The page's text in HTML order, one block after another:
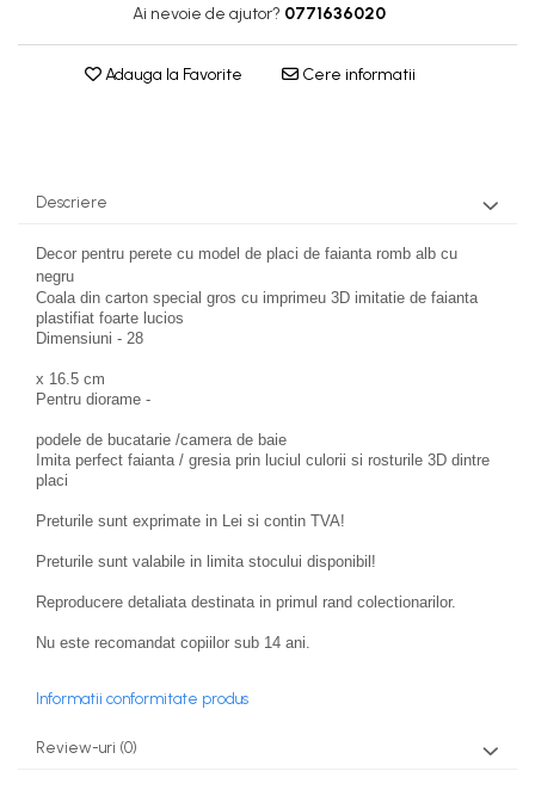
MACHETE CAMIOANE / CAP
TRACTOR
MACHETE ELICOPTERE SI
MACHETE NAVE MILITARE –
MACHETE RALIU – Miniaturi
Masini de Raliu la Diverse Scari
MACHETE VEHICULE
INTERVENTIE
MINI DIORAME
Seturi HOTWHEELS
VITRINE, FIGURINE, ACCESORII
MACHETE
Articole Petrecere
ARTICOLE PENTRU VALENTINE'S DAY
BALOANE AIRWALKERS
DECORATIUNI CRACIUN SI ANUL NOU
LUMANARI PETRECERI ANIVERSARI
PAPUSI SI DECORATIUNI HORROR
POSTERE PENTRU PERETE SI
SUPORTERI MECIURI SPORT
BODY - BUST
COSTUME BAIETI SI PELERINE
COSTUME FETE ROCHITE FUSTE
TRICOURI TEMATICE 3D
Ai nevoie de ajutor? 0771636020
Adauga la Favorite Cere informatii
Descriere
Decor pentru perete cu model de placi de faianta romb alb cu
negru
Coala din carton special gros cu imprimeu 3D imitatie de faianta
plastifiat foarte lucios
Dimensiuni - 28
x 16.5 cm
Pentru diorame -
podele de bucatarie /camera de baie
Imita perfect faianta / gresia prin luciul culorii si rosturile 3D dintre
placi
Preturile sunt exprimate in Lei si contin TVA!
Preturile sunt valabile in limita stocului disponibil!
Reproducere detaliata destinata in primul rand colectionarilor.
Nu este recomandat copiilor sub 14 ani.
Informatii conformitate produs
Review-uri (0)